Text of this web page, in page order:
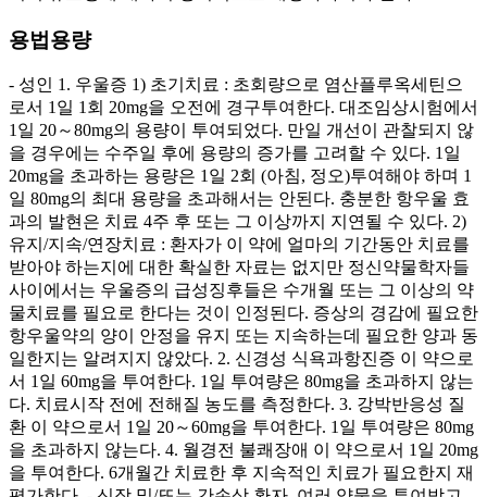
용법용량
- 성인 1. 우울증 1) 초기치료 : 초회량으로 염산플루옥세틴으
로서 1일 1회 20mg을 오전에 경구투여한다. 대조임상시험에서
1일 20～80mg의 용량이 투여되었다. 만일 개선이 관찰되지 않
을 경우에는 수주일 후에 용량의 증가를 고려할 수 있다. 1일
20mg을 초과하는 용량은 1일 2회 (아침, 정오)투여해야 하며 1
일 80mg의 최대 용량을 초과해서는 안된다. 충분한 항우울 효
과의 발현은 치료 4주 후 또는 그 이상까지 지연될 수 있다. 2)
유지/지속/연장치료 : 환자가 이 약에 얼마의 기간동안 치료를
받아야 하는지에 대한 확실한 자료는 없지만 정신약물학자들
사이에서는 우울증의 급성징후들은 수개월 또는 그 이상의 약
물치료를 필요로 한다는 것이 인정된다. 증상의 경감에 필요한
항우울약의 양이 안정을 유지 또는 지속하는데 필요한 양과 동
일한지는 알려지지 않았다. 2. 신경성 식욕과항진증 이 약으로
서 1일 60mg을 투여한다. 1일 투여량은 80mg을 초과하지 않는
다. 치료시작 전에 전해질 농도를 측정한다. 3. 강박반응성 질
환 이 약으로서 1일 20～60mg을 투여한다. 1일 투여량은 80mg
을 초과하지 않는다. 4. 월경전 불쾌장애 이 약으로서 1일 20mg
을 투여한다. 6개월간 치료한 후 지속적인 치료가 필요한지 재